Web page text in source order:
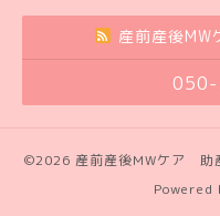
産前産後
©2026 産前産後MWケア 助
Powered